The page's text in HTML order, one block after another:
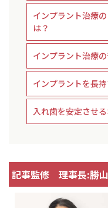
インプラント治療
は？
インプラント治療
インプラントを長
入れ歯を安定させ
記事監修 理事長:勝